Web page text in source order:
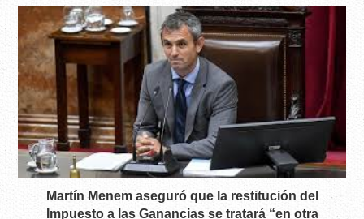
Martín Menem aseguró que la restitución del
Impuesto a las Ganancias se tratará “en otra